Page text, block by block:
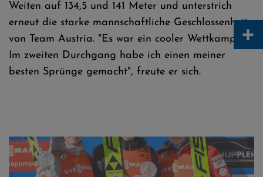
Weiten auf 134,5 und 141 Meter und unterstrich
erneut die starke mannschaftliche Geschlossenheit
von Team Austria. "Es war ein cooler Wettkampf.
Im zweiten Durchgang habe ich einen meiner
besten Sprünge gemacht", freute er sich.
Sieger Benjamin Oestvold vor den Österreichern Daniel Huber und
Jonas Schuster - Fotos: Jan Simon Schäfer
+